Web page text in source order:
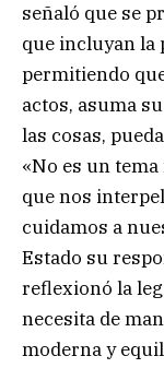
señaló que se
que incluyan la
permitiendo
actos, asuma
las cosas,
«No es un
que nos
cuidamos a
Estado su
reflexionó la
necesita de
moderna y